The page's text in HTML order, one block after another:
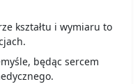
kształtu i wymiaru to
będąc sercem